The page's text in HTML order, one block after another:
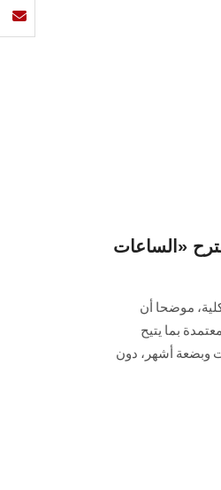
«الساعات
موضحا أن
بما يتيح
وبضعة أشهر، دون